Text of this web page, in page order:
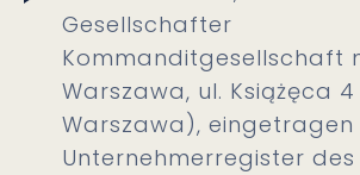
Gesellschafter
Kommanditgesellschaft
Warszawa, ul. Książęca
Warszawa), eingetragen
Unternehmerregister des